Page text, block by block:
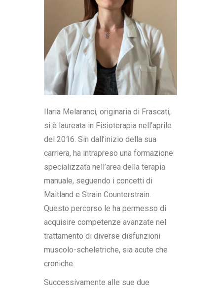
Ilaria Melaranci, originaria di Frascati,
si è laureata in Fisioterapia nell’aprile
del 2016. Sin dall’inizio della sua
carriera, ha intrapreso una formazione
specializzata nell’area della terapia
manuale, seguendo i concetti di
Maitland e Strain Counterstrain.
Questo percorso le ha permesso di
acquisire competenze avanzate nel
trattamento di diverse disfunzioni
muscolo-scheletriche, sia acute che
croniche.
Successivamente alle sue due